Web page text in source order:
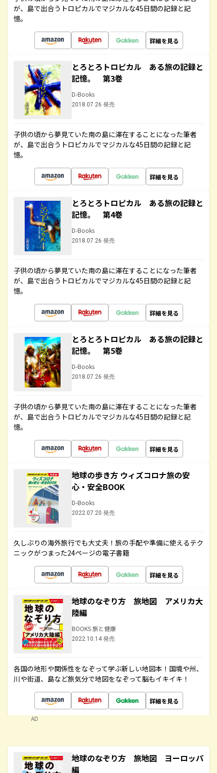
が、島で出合うトロピカルでマジカルな45日間の記録と記
憶。
詳細を見る
とろとろトロピカル ある旅の記録と
記憶。 第3巻
D-Books
2018.07.26 発売
子供の頃から夢見ていた南の島に滞在することになった筆者
が、島で出合うトロピカルでマジカルな45日間の記録と記
憶。
詳細を見る
とろとろトロピカル ある旅の記録と
記憶。 第4巻
D-Books
2018.07.26 発売
子供の頃から夢見ていた南の島に滞在することになった筆者
が、島で出合うトロピカルでマジカルな45日間の記録と記
憶。
詳細を見る
とろとろトロピカル ある旅の記録と
記憶。 第5巻
D-Books
2018.07.26 発売
子供の頃から夢見ていた南の島に滞在することになった筆者
が、島で出合うトロピカルでマジカルな45日間の記録と記
憶。
詳細を見る
地球の歩き方 ウィズコロナ旅の安
心・安全BOOK
D-Books
2022.07.20 発売
久しぶりの海外旅行でも大丈夫！旅の手配や準備に使えるテク
ニックがつまった24ページの電子書籍
詳細を見る
地球のなぞり方 旅地図 アメリカ大
陸編
BOOKS 旅と健康
2022.10.14 発売
各国の地形や関係性をなぞって学ぶ新しい地図本！国境や州、
川や街道、島など旅気分で地図をなぞって脳もイキイキ！
詳細を見る
AD
地球のなぞり方 旅地図 ヨーロッパ
編